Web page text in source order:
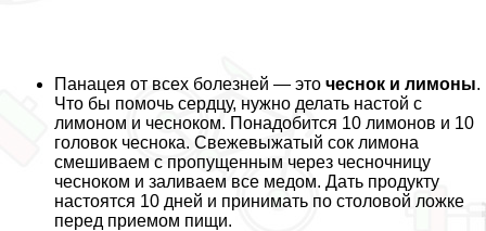
Панацея от всех болезней — это чеснок и лимоны.
Что бы помочь сердцу, нужно делать настой с
лимоном и чесноком. Понадобится 10 лимонов и 10
головок чеснока. Свежевыжатый сок лимона
смешиваем с пропущенным через чесночницу
чесноком и заливаем все медом. Дать продукту
настоятся 10 дней и принимать по столовой ложке
перед приемом пищи.